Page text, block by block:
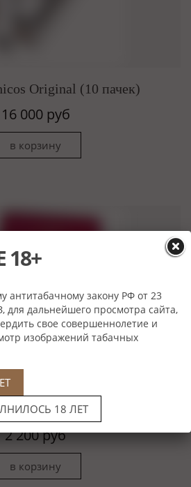
Original (10 пачек)
16 000 руб
Jimenes Petites
2 200 руб
антитабачному закону РФ от 23
для дальнейшего просмотра сайта,
свое совершеннолетие и
изображений табачных
18 ЛЕТ